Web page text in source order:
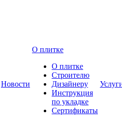
Новости
О плитке
О плитке
Строителю
Дизайнеру
Инструкция
по укладке
Сертификаты